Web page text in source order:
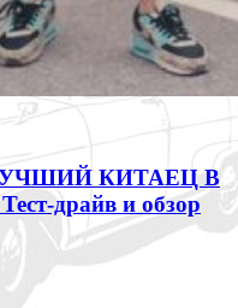
КИТАЕЦ В
драйв и обзор